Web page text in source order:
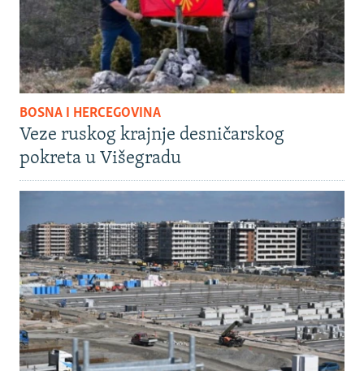
BOSNA I HERCEGOVINA
Veze ruskog krajnje desničarskog
pokreta u Višegradu